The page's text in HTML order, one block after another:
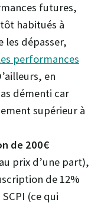
futures,
habitués à
les dépasser,
performances
en
démenti car
supérieur à
de 200€
prix d’une part),
de 12%
(ce qui